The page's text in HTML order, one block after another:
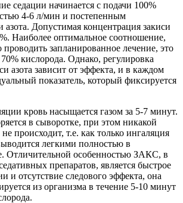
седации начинается с подачи 100%
4-6 л/мин и постепенным
азота. Допустимая концентрация закиси
Наиболее оптимальное соотношение,
запланированное лечение, это
кислорода. Однако, регулировка
азота зависит от эффекта, и в каждом
показатель, который фиксируется
кровь насыщается газом за 5-7 минут.
в сыворотке, при этом никакой
происходит, т.е. как только ингаляция
легкими полностью в
Отличительной особенностью ЗАКС, в
препаратов, является быстрое
и отсутствие следового эффекта, она
из организма в течение 5-10 минут